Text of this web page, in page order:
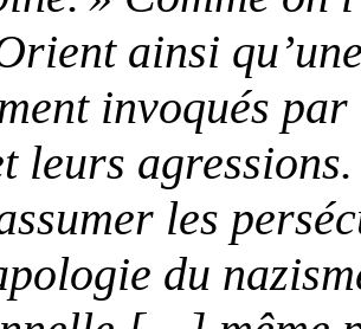
ainsi
invoqués
leurs
mer les
du